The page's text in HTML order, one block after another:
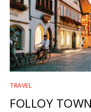
TRAVEL
FOLLOY